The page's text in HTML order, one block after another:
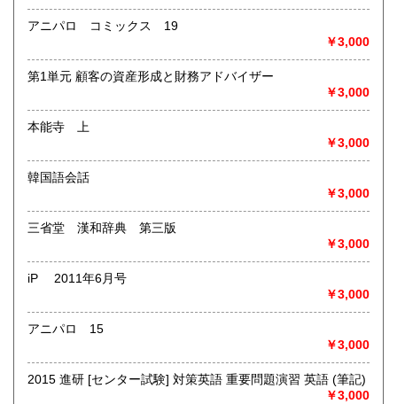
取り扱い分野
総記、哲学宗教、歴史、社会科学、自然科学、美術工芸、国
語国文、外国文学、古典籍、近代文献、趣味、外国書、サブ
カルチャー、古書一般（その他）
アニパロ コミックス 19
￥3,000
第1単元 顧客の資産形成と財務アドバイザー
￥3,000
本能寺 上
￥3,000
韓国語会話
￥3,000
三省堂 漢和辞典 第三版
￥3,000
iP 2011年6月号
￥3,000
アニパロ 15
￥3,000
2015 進研 [センター試験] 対策英語 重要問題演習 英語 (筆記)
￥3,000